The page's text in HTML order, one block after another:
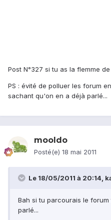
Post N°327 si tu as la flemme
PS : évité de polluer les forum
sachant qu'on en a déjà parlé...
mooldo
Posté(e) 18 mai 2011
Le 18/05/2011 à 20:14,
Bah si tu parcourais le
parlé...